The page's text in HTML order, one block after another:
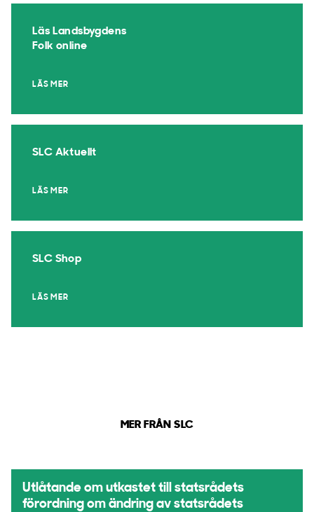
Läs Landsbygdens
Folk online
LÄS MER
SLC Aktuellt
LÄS MER
SLC Shop
LÄS MER
MER FRÅN SLC
Utlåtande om utkastet till statsrådets
förordning om ändring av statsrådets